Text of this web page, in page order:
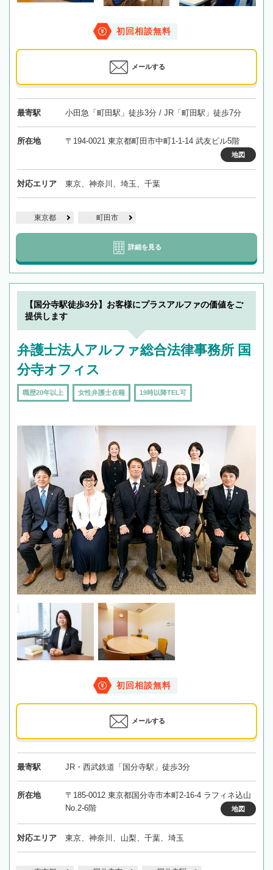
初回相談無料
メールする
最寄駅 小田急「町田駅」徒歩3分 / JR「町田駅」徒歩7分
所在地 〒194-0021 東京都町田市中町1-1-14 武友ビル5階
地図
対応エリア 東京、神奈川、埼玉、千葉
東京都 町田市
詳細を見る
【国分寺駅徒歩3分】お客様にプラスアルファの価値をご
提供します
弁護士法人アルファ総合法律事務所 国
分寺オフィス
職歴20年以上 女性弁護士在籍 19時以降TEL可
初回相談無料
メールする
最寄駅 JR・西武鉄道「国分寺駅」徒歩3分
所在地
〒185-0012 東京都国分寺市本町2-16-4 ラフィネ込山
No.2-6階
地図
対応エリア 東京、神奈川、山梨、千葉、埼玉